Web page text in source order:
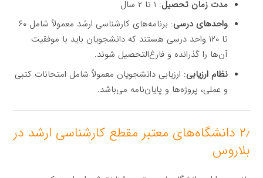
مدت زمان تحصیل: ۱ تا ۲ سال
واحدهای درسی
: برنامه‌های کارشناسی ارشد معمولاً شامل ۶۰
تا ۱۲۰ واحد درسی هستند که دانشجویان باید با موفقیت
آن‌ها را گذرانده و فارغ‌التحصیل شوند.
نظام ارزیابی: ارزیابی دانشجویان معمولاً شامل امتحانات کتبی
و عملی، پروژه‌ها و پایان‌نامه می‌باشد.
۲٫ دانشگاه‌های معتبر مقطع کارشناسی ارشد در
بلاروس